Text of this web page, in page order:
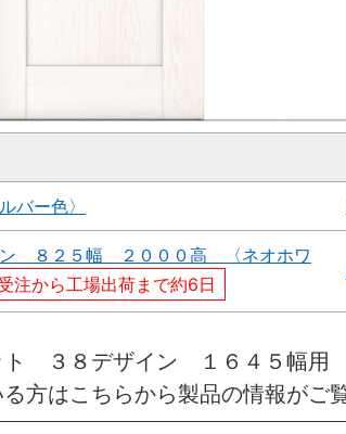
ー色〉
８２５幅 ２０００高 〈ネオホワ
注から工場出荷まで約6日
３８デザイン １６４５幅
方はこちらから製品の情報がご